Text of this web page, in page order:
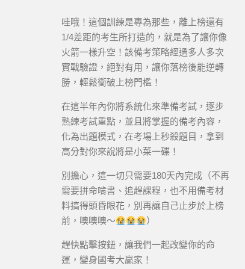
哇哦！這個訓練是專為那些，離上榜還有
1/4差距的考生所打造的，就是為了讓你像
火箭一樣升空！該備考策略經過多人多次
實戰驗證，絕對有用，讓你落榜後能逆轉
勝，輕鬆衝破上榜門檻！
在這半年內你將系統化來準備考試，逐步
熟練考試重點，並且將掌握的備考內容，
化為出題模式，在考場上秒殺題目，拿到
高分對你來說將是小菜一碟！
別擔心，這一切只需要180天內完成（不再
需要拼命啃書、追趕課程，也不用備考材
料搞得頭昏眼花，別再讓自己止步於上榜
前，噢噢噢～
）
趕快點擊按鈕，讓我們一起改變你的命
運，變身國考大贏家！